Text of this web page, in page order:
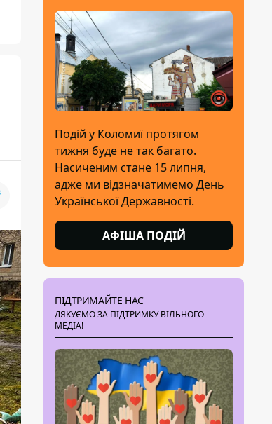
Подій у Коломиї протягом
тижня буде не так багато.
Насиченим стане 15 липня,
адже ми відзначатимемо День
Української Державності.
АФІША ПОДІЙ
ПІДТРИМАЙТЕ НАС
ДЯКУЄМО ЗА ПІДТРИМКУ ВІЛЬНОГО
МЕДІА!